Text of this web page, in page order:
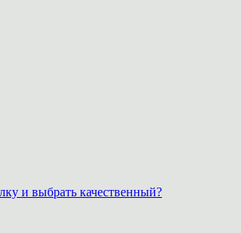
и выбрать качественный?